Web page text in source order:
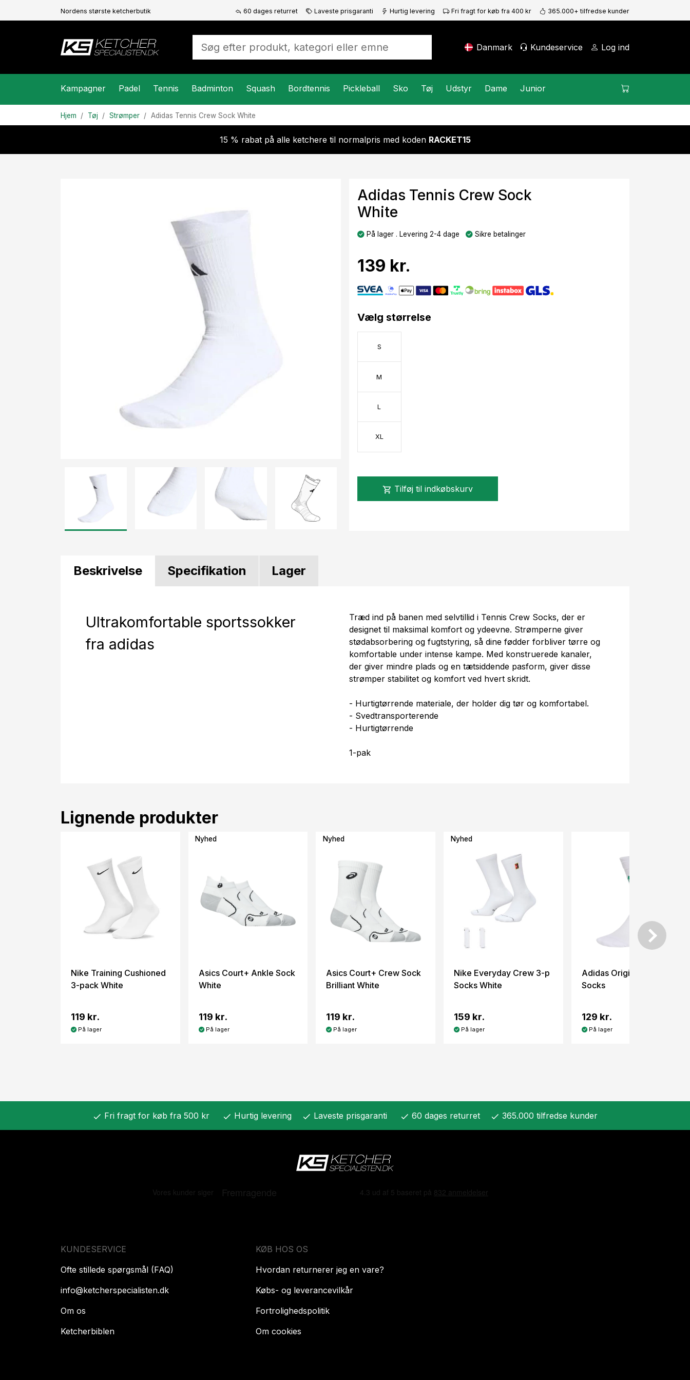
Nordens største ketcherbutik 60 dages returret Laveste prisgaranti Hurtig levering Fri fragt for køb fra 400 kr 365.000+ tilfredse kunder
Danmark Kundeservice Log ind
Kampagner Padel Tennis Badminton Squash Bordtennis Pickleball Sko Tøj Udstyr Dame Junior
Hjem Tøj Strømper Adidas Tennis Crew Sock White
15 % rabat på alle ketchere til normalpris med koden RACKET15
Adidas Tennis Crew Sock
White
På lager . Levering 2-4 dage Sikre betalinger
139 kr.
Vælg størrelse
S
M
L
XL
shopping_cart Tilføj til indkøbskurv
Beskrivelse Specifikation Lager
Ultrakomfortable sportssokker
fra adidas
Træd ind på banen med selvtillid i Tennis Crew Socks, der er
designet til maksimal komfort og ydeevne. Strømperne giver
stødabsorbering og fugtstyring, så dine fødder forbliver tørre og
komfortable under intense kampe. Med konstruerede kanaler,
der giver mindre plads og en tætsiddende pasform, giver disse
strømper stabilitet og komfort ved hvert skridt.
- Hurtigtørrende materiale, der holder dig tør og komfortabel.
- Svedtransporterende
- Hurtigtørrende
1-pak
Lignende produkter
Nike Training Cushioned
3-pack White
119 kr.
På lager
Nyhed
Asics Court+ Ankle Sock
White
119 kr.
På lager
Nyhed
Asics Court+ Crew Sock
Brilliant White
119 kr.
På lager
Nyhed
Nike Everyday Crew 3-p
Socks White
159 kr.
På lager
Adidas Originals Crew
Socks
129 kr.
På lager
check Fri fragt for køb fra 500 kr check Hurtig levering check Laveste prisgaranti check 60 dages returret check 365.000 tilfredse kunder
KUNDESERVICE
Ofte stillede spørgsmål (FAQ)
info@ketcherspecialisten.dk
Om os
Ketcherbiblen
KØB HOS OS
Hvordan returnerer jeg en vare?
Købs- og leverancevilkår
Fortrolighedspolitik
Om cookies